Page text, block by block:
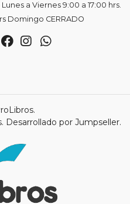
a Viernes 9:00 a 17:00 hrs.
Domingo CERRADO
Desarrollado por Jumpseller.